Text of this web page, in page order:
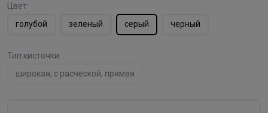
Цвет
голубой
зеленый серый черный
Тип кисточки
широкая, с расческой, прямая